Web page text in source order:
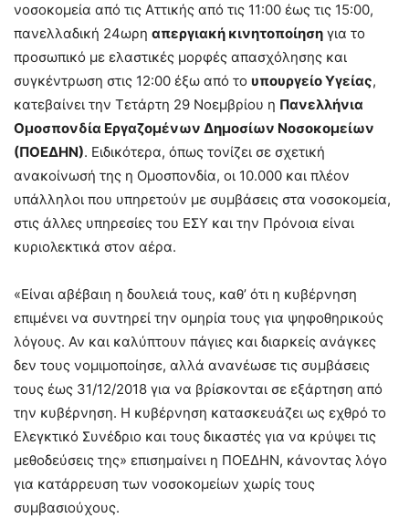
νοσοκομεία από τις Αττικής από τις 11:00 έως τις 15:00,
πανελλαδική 24ωρη απεργιακή κινητοποίηση για το
προσωπικό με ελαστικές μορφές απασχόλησης και
συγκέντρωση στις 12:00 έξω από το υπουργείο Υγείας,
κατεβαίνει την Τετάρτη 29 Νοεμβρίου η Πανελλήνια
Ομοσπονδία Εργαζομένων Δημοσίων Νοσοκομείων
(ΠΟΕΔΗΝ). Ειδικότερα, όπως τονίζει σε σχετική
ανακοίνωσή της η Ομοσπονδία, οι 10.000 και πλέον
υπάλληλοι που υπηρετούν με συμβάσεις στα νοσοκομεία,
στις άλλες υπηρεσίες του ΕΣΥ και την Πρόνοια είναι
κυριολεκτικά στον αέρα.
«Είναι αβέβαιη η δουλειά τους, καθ’ ότι η κυβέρνηση
επιμένει να συντηρεί την ομηρία τους για ψηφοθηρικούς
λόγους. Αν και καλύπτουν πάγιες και διαρκείς ανάγκες
δεν τους νομιμοποίησε, αλλά ανανέωσε τις συμβάσεις
τους έως 31/12/2018 για να βρίσκονται σε εξάρτηση από
την κυβέρνηση. Η κυβέρνηση κατασκευάζει ως εχθρό το
Ελεγκτικό Συνέδριο και τους δικαστές για να κρύψει τις
μεθοδεύσεις της» επισημαίνει η ΠΟΕΔΗΝ, κάνοντας λόγο
για κατάρρευση των νοσοκομείων χωρίς τους
συμβασιούχους.